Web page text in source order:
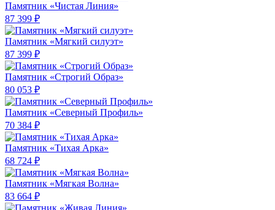
Памятник «Чистая Линия»
87 399 ₽
Памятник «Мягкий силуэт»
87 399 ₽
Памятник «Строгий Образ»
80 053 ₽
Памятник «Северный Профиль»
70 384 ₽
Памятник «Тихая Арка»
68 724 ₽
Памятник «Мягкая Волна»
83 664 ₽